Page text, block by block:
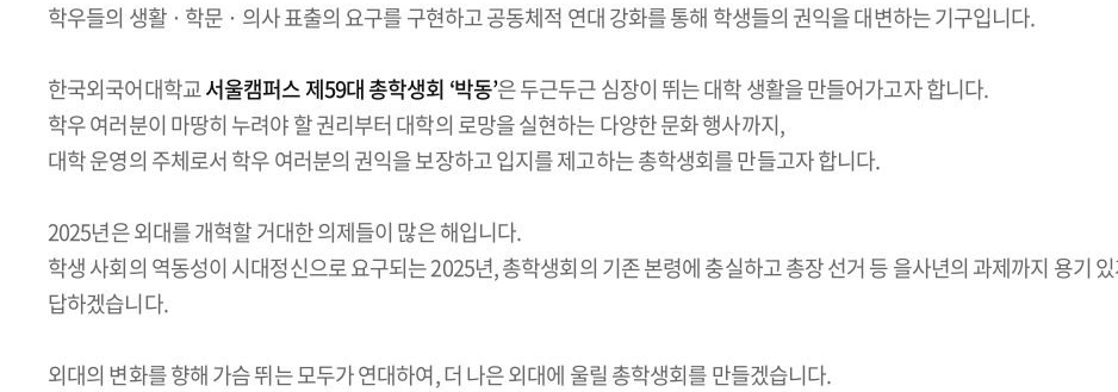
학우들의 생활 · 학문 · 의사 표출의 요구를 구현하고 공동체적 연대 강화를 통해 학생들의 권익을 대변하는 기구입니다.
한국외국어대학교서울캠퍼스 제59대 총학생회 ‘박동’은 두근두근 심장이 뛰는 대학 생활을 만들어가고자 합니다.
학우 여러분이 마땅히 누려야 할 권리부터 대학의 로망을 실현하는 다양한 문화 행사까지,
대학 운영의 주체로서 학우 여러분의 권익을 보장하고 입지를 제고하는 총학생회를 만들고자 합니다.
2025년은 외대를 개혁할 거대한 의제들이 많은 해입니다.
학생 사회의 역동성이 시대정신으로 요구되는 2025년, 총학생회의 기존 본령에 충실하고 총장 선거 등 을사년의 과제까지 용기
답하겠습니다.
외대의 변화를 향해 가슴 뛰는 모두가 연대하여, 더 나은 외대에 울릴 총학생회를 만들겠습니다.